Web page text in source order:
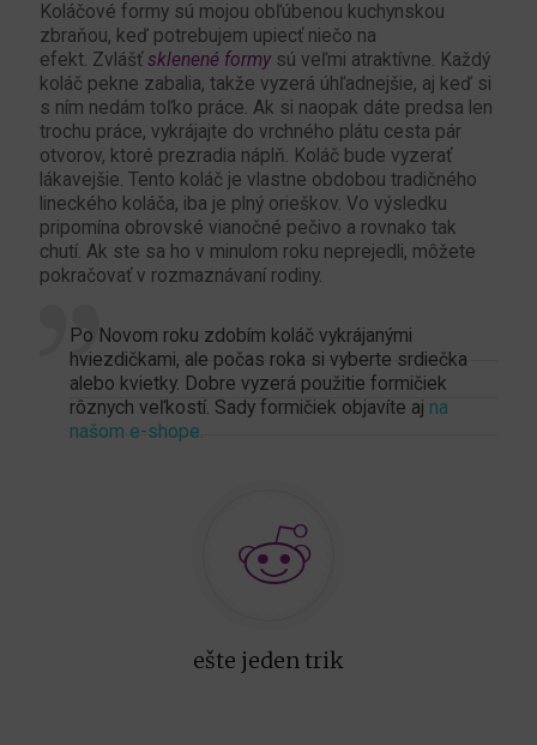
Koláčové formy sú mojou obľúbenou kuchynskou
zbraňou, keď potrebujem upiecť niečo na
efekt. Zvlášť sklenené formy sú veľmi atraktívne. Každý
koláč pekne zabalia, takže vyzerá úhľadnejšie, aj keď si
s ním nedám toľko práce. Ak si naopak dáte predsa len
trochu práce, vykrájajte do vrchného plátu cesta pár
otvorov, ktoré prezradia náplň. Koláč bude vyzerať
lákavejšie. Tento koláč je vlastne obdobou tradičného
lineckého koláča, iba je plný orieškov. Vo výsledku
pripomína obrovské vianočné pečivo a rovnako tak
chutí. Ak ste sa ho v minulom roku neprejedli, môžete
pokračovať v rozmaznávaní rodiny.
Po Novom roku zdobím koláč vykrájanými
hviezdičkami, ale počas roka si vyberte srdiečka
alebo kvietky. Dobre vyzerá použitie formičiek
rôznych veľkostí. Sady formičiek objavíte aj na
našom e-shope.
ešte jeden trik